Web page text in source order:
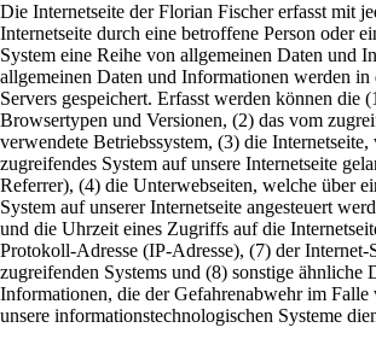
Die Internetseite der Florian Fischer erfasst mit
Internetseite durch eine betroffene Person oder
System eine Reihe von allgemeinen Daten und
allgemeinen Daten und Informationen werden in
Servers gespeichert. Erfasst werden können die
Browsertypen und Versionen, (2) das vom
verwendete Betriebssystem, (3) die
zugreifendes System auf unsere Internetseite
Referrer), (4) die Unterwebseiten, welche über
System auf unserer Internetseite angesteuert
und die Uhrzeit eines Zugriffs auf die
Protokoll-Adresse (IP-Adresse), (7) der Internet-
zugreifenden Systems und (8) sonstige ähnliche
Informationen, die der Gefahrenabwehr im
unsere informationstechnologischen Systeme